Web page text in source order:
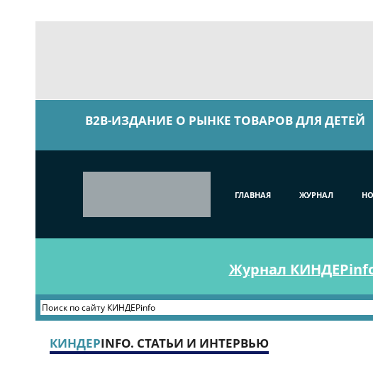
B2B-ИЗДАНИЕ О РЫНКЕ ТОВАРОВ ДЛЯ ДЕТЕЙ
ГЛАВНАЯ ЖУРНАЛ
Журнал КИНДЕРinfo
КИНДЕРINFO. СТАТЬИ И ИНТЕРВЬЮ